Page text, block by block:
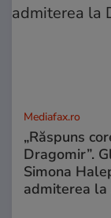
Mediafax.ro
„Răspuns
Dragomir”.
Simona
admiterea